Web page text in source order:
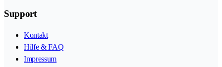
Support
Kontakt
Hilfe & FAQ
Impressum